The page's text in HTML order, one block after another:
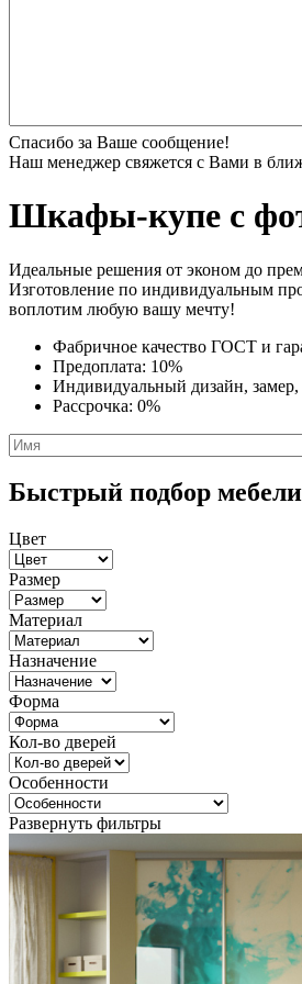
Спасибо за Ваше сообщение!
Наш менеджер свяжется с Вами в
Шкафы-купе с
Идеальные решения от эконом до
Изготовление по индивидуальным
воплотим любую вашу мечту!
Фабричное качество ГОСТ и
Предоплата: 10%
Индивидуальный дизайн, замер,
Рассрочка: 0%
Быстрый подбор
Цвет
Размер
Материал
Назначение
Форма
Кол-во дверей
Особенности
Развернуть фильтры